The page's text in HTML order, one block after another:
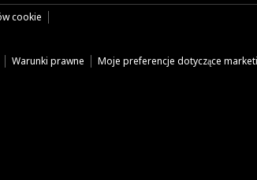
cookie
Warunki prawne Moje preferencje dotyczące